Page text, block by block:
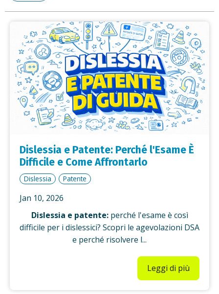
Dislessia e Patente: Perché l'Esame È
Difficile e Come Affrontarlo
Dislessia Patente
Jan 10, 2026
Dislessia e patente:perché l'esame è così
difficile per i dislessici? Scopri le agevolazioni DSA
e perché risolvere l...
Leggi di più